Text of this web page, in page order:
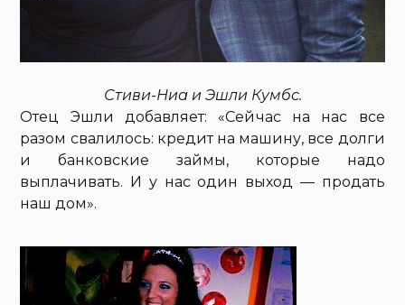
Стиви-Ниа и Эшли Кумбс.
Отец Эшли добавляет: «Сейчас на нас все
разом свалилось: кредит на машину, все долги
и банковские займы, которые надо
выплачивать. И у нас один выход — продать
наш дом».